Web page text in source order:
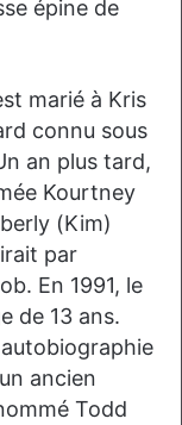
épine de
marié à Kris
connu sous
an plus tard,
Kourtney
(Kim)
par
En 1991, le
de 13 ans.
ancien
Todd